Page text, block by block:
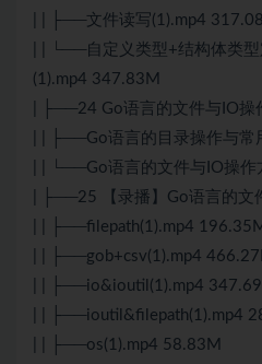
| | ├──文件读写(1).mp4
| | └──自定义类型+结构体类
(1).mp4 347.83M
| ├──24 Go语言的文件与IO操
| | ├──Go语言的目录操作与常
| | └──Go语言的文件与IO操作
| ├──25 【录播】Go语言的文
| | ├──filepath(1).mp4
| | ├──gob+csv(1).mp4
| | ├──io&ioutil(1).mp4
| | ├──ioutil&filepath(1).mp4
| | ├──os(1).mp4 58.83M